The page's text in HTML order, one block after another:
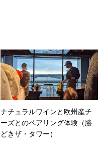
ナチュラルワインと欧州産チ
ーズとのペアリング体験（勝
どきザ・タワー）